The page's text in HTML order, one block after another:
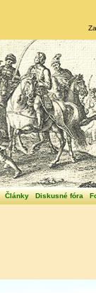
Články Diskusné fóra